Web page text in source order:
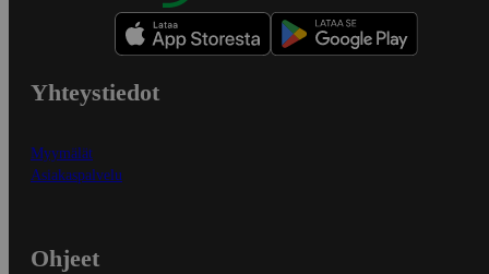
Yhteystiedot
Myymälät
Asiakaspalvelu
Ohjeet